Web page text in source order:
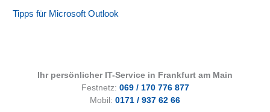
Tipps für Microsoft Outlook
Ihr persönlicher IT-Service in Frankfurt am Main
Festnetz: 069 / 170 776 877
Mobil: 0171 / 937 62 66